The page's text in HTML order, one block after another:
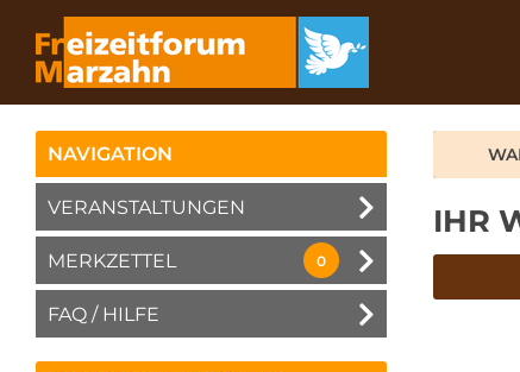
NAVIGATION
VERANSTALTUNGEN
MERKZETTEL 0
FAQ / HILFE
IHR